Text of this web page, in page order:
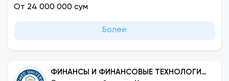
От 24 000 000 сум
Более
ФИНАНСЫ И ФИНАНСОВЫЕ ТЕХНОЛОГИИ